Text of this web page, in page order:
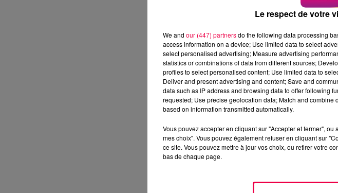
Le respect de votre
We and our (447) partnersdo the following data processing
access information on a device; Use limited data to select
select personalised advertising; Measure advertising
statistics or combinations of data from different sources;
profiles to select personalised content; Use limited data to
Deliver and present advertising and content; Save and
data such as IP address and browsing data to offer following
requested; Use precise geolocation data; Match and
based on information transmitted automatically.
Vous pouvez accepter en cliquant sur "Accepter et fermer",
mes choix". Vous pouvez également refuser en cliquant sur
ce site. Vous pouvez mettre à jour vos choix, ou retirer votre
bas de chaque page.